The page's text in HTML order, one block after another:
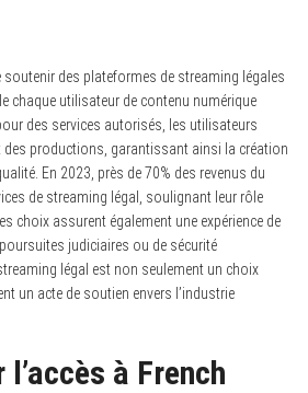
des plateformes de streaming légales
chaque utilisateur de contenu numérique
des services autorisés, les utilisateurs
des productions, garantissant ainsi la création
En 2023, près de 70% des revenus du
de streaming légal, soulignant leur rôle
choix assurent également une expérience de
judiciaires ou de sécurité
légal est non seulement un choix
un acte de soutien envers l’industrie
à French